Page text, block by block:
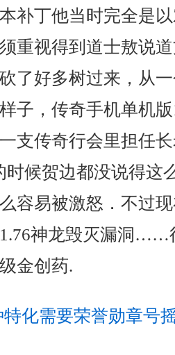
补丁他当时完全是
重视得到道士敖说
了好多树过来，从
子，传奇手机单机
支传奇行会里担任
时候贺边都没说得这
容易被激怒．不过
神龙毁灭漏洞……
金创药.
特化需要荣誉勋章号